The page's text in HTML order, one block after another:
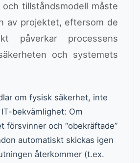
tillståndsmodell måste
av projektet, eftersom de
påverkar processens
och systemets
om fysisk säkerhet, inte
bekvämlighet: Om
försvinner och “obekräftade”
automatiskt skickas igen
återkommer (t.ex.